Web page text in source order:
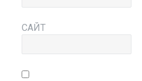
САЙТ